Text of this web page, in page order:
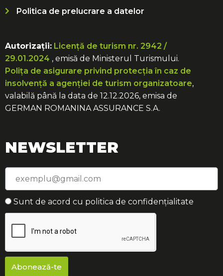
Politica de prelucrare a datelor
Autorizații: Licență de turism nr. 2942 /
29.01.2024 , emisă de Ministerul Turismului.
Polița de asigurare privind protecția în caz de
insolvență a agenției de turism organizatoare,
valabilă până la data de 12.12.2026, emisa de
GERMAN ROMANINA ASSURANCE S.A.
NEWSLETTER
Sunt de acord cu politica de confidențialitate
Abonează-te